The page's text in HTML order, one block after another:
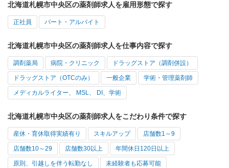
北海道札幌市中央区の薬剤師求人を雇用形態で探す
正社員 パート・アルバイト
北海道札幌市中央区の薬剤師求人を仕事内容で探す
調剤薬局 病院・クリニック ドラッグストア（調剤併設）
ドラッグストア（OTCのみ） 一般企業 学術・管理薬剤師
メディカルライター、 MSL、 DI、学術
北海道札幌市中央区の薬剤師求人をこだわり条件で探す
産休・育休取得実績有り スキルアップ 店舗数1～9
店舗数10～29 店舗数30以上 年間休日120日以上
原則、引越しを伴う転勤なし 未経験者も応募可能